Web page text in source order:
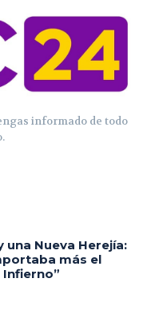
informado de todo
una Nueva Herejía:
más el
Infierno”